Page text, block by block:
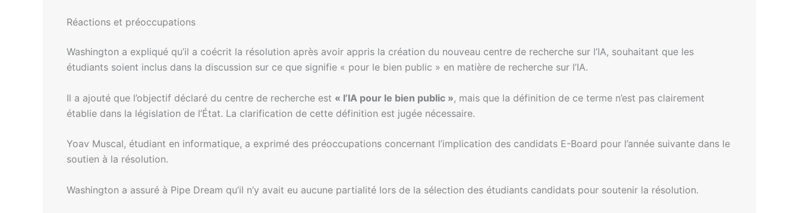
Réactions et préoccupations
Washington a expliqué qu’il a coécrit la résolution après avoir appris la création du nouveau centre de recherche sur l’IA, souhaitant que les
étudiants soient inclus dans la discussion sur ce que signifie « pour le bien public » en matière de recherche sur l’IA.
Il a ajouté que l’objectif déclaré du centre de recherche est « l’IA pour le bien public », mais que la définition de ce terme n’est pas clairement
établie dans la législation de l’État. La clarification de cette définition est jugée nécessaire.
Yoav Muscal, étudiant en informatique, a exprimé des préoccupations concernant l’implication des candidats E-Board pour l’année suivante dans le
soutien à la résolution.
Washington a assuré à Pipe Dream qu’il n’y avait eu aucune partialité lors de la sélection des étudiants candidats pour soutenir la résolution.